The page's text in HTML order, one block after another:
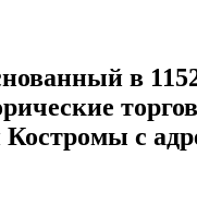
в
Костромы с